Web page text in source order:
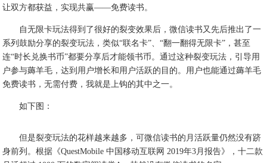
让双方都获益，实现共赢——免费读书。
自无限卡玩法得到了很好的裂变效果后，微信读书又先后推出了一
系列鼓励分享的裂变玩法，类似“联名卡”、“翻一翻得无限卡”，甚至
连“时长兑换书币”都要分享后才能领书币。通过这种裂变玩法，引导用
户参与薅羊毛，达到用户增长和用户活跃的目的。用户也能通过薅羊毛
免费读书，无需付费，我就是上钩的其中之一。
如下图：
但是裂变玩法的花样越来越多，可微信读书的月活跃量仍然没有跻
身前列。根据《QuestMobile 中国移动互联网 2019年3月报告》，十二款